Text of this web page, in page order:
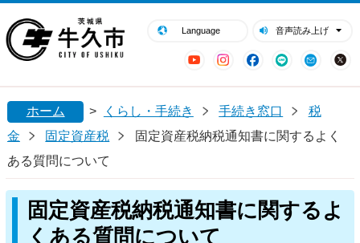
Language 音声読み上げ
YouTubeInstagram
Facebook
LINE Mail
閉じる
ホーム > くらし・手続き 手続き窓口
税
金
固定資産税
固定資産税納税通知書に関するよく
ある質問について
固定資産税納税通知書に関するよ
くある質問について